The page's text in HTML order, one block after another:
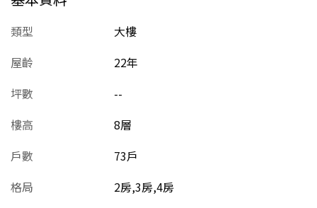
類型
大樓
屋齡
22年
坪數
--
樓高
8層
戶數
73戶
格局
2房,3房,4房